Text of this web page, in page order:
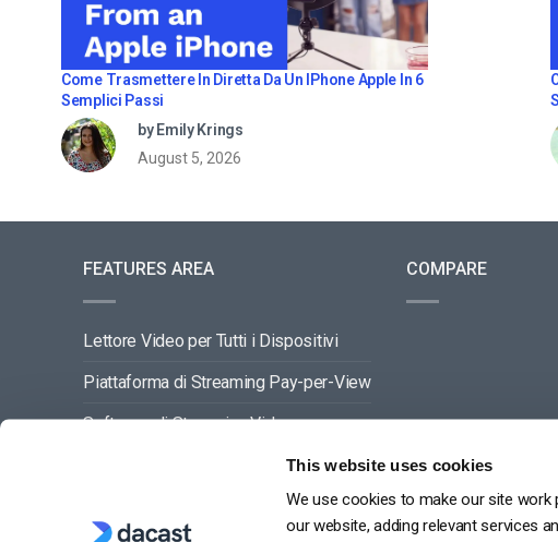
This website uses cookies
We use cookies to make our site work
our website, adding relevant services
Come Trasmettere In Diretta Da Un IPhone Apple In 6
Semplici Passi
by Emily Krings
August 5, 2026
FEATURES AREA
Lettore Video per Tutti i Dispositivi
Piattaforma di Streaming Pay-per-View
Software di Streaming Video
Gestione dei Contenuti Video
COMPARE